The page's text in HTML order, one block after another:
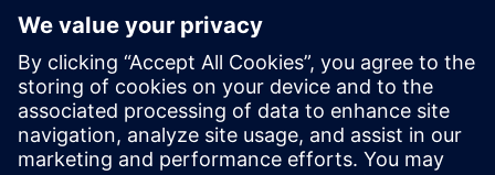
Funktionen aus dem Simcenter-Portfolio in seine Tests
einzubeziehen, um eine konstante, störungsfreie Arbeit
leisten zu können.